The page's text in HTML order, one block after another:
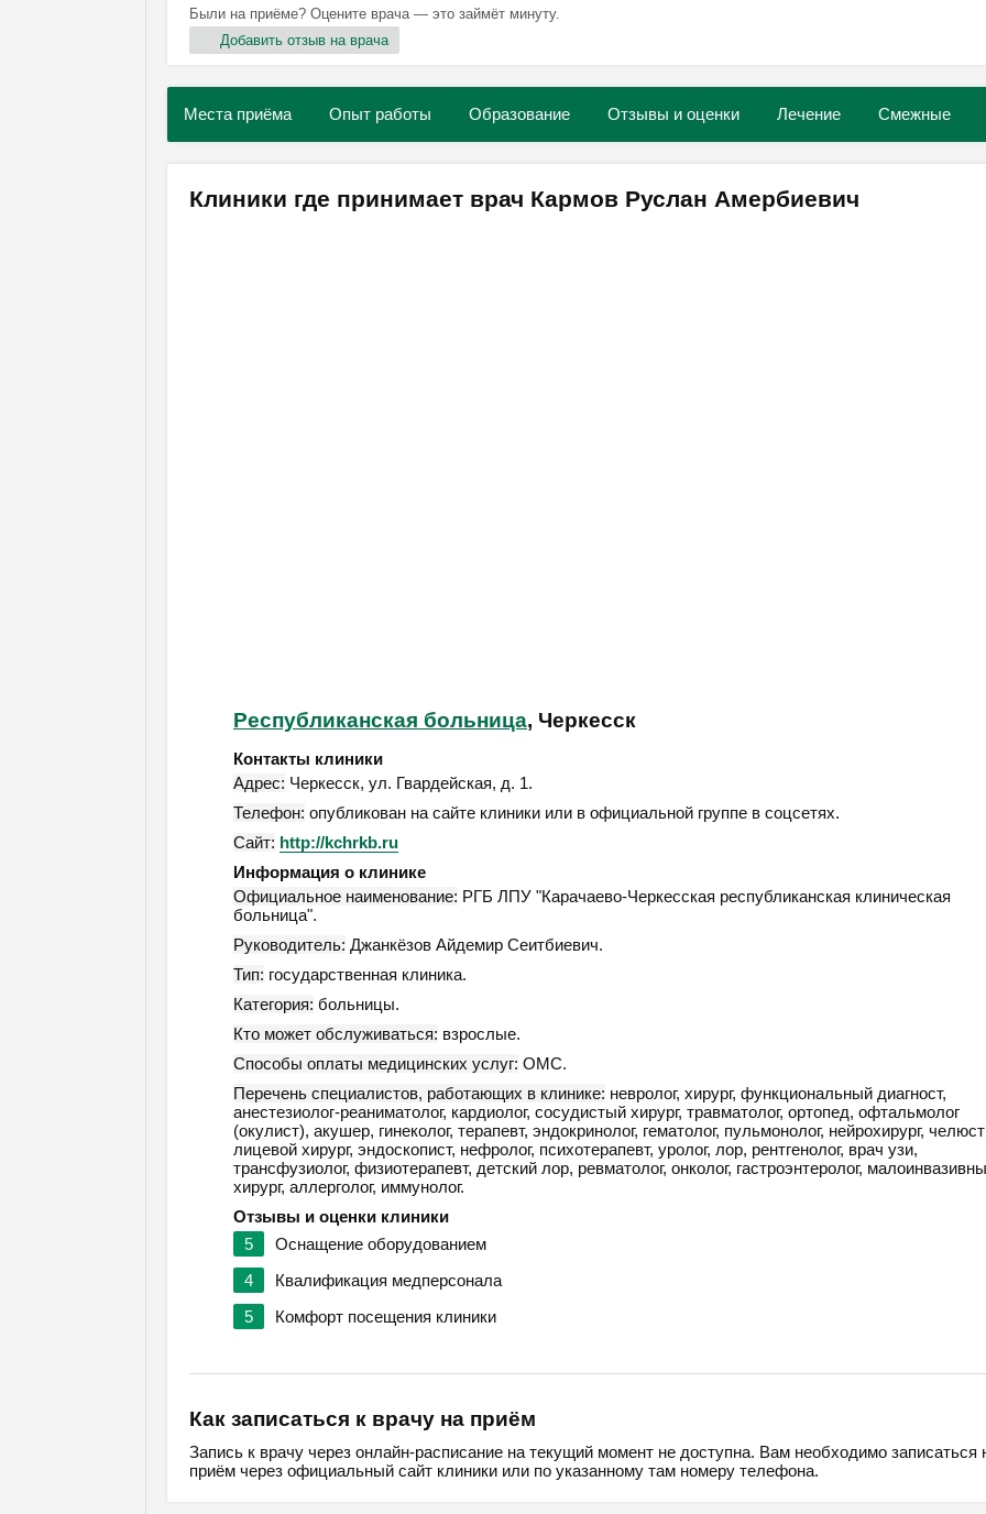
Были на приёме? Оцените врача — это займёт минуту.
Добавить отзыв на врача
Места приёма Опыт работы Образование Отзывы и оценки Лечение Смежные
Клиники где принимает врач Кармов Руслан Амербиевич
Республиканская больница, Черкесск
Контакты клиники
Адрес: Черкесск, ул. Гвардейская, д. 1.
Телефон: опубликован на сайте клиники или в официальной группе в соцсетях.
Сайт: http://kchrkb.ru
Информация о клинике
Официальное наименование: РГБ ЛПУ "Карачаево-Черкесская республиканская клиническая
больница".
Руководитель: Джанкёзов Айдемир Сеитбиевич.
Тип: государственная клиника.
Категория: больницы.
Кто может обслуживаться: взрослые.
Способы оплаты медицинских услуг: ОМС.
Перечень специалистов, работающих в клинике: невролог, хирург, функциональный диагност,
анестезиолог-реаниматолог, кардиолог, сосудистый хирург, травматолог, ортопед, офтальмолог
(окулист), акушер, гинеколог, терапевт, эндокринолог, гематолог, пульмонолог, нейрохирург,
лицевой хирург, эндоскопист, нефролог, психотерапевт, уролог, лор, рентгенолог, врач узи,
трансфузиолог, физиотерапевт, детский лор, ревматолог, онколог, гастроэнтеролог,
хирург, аллерголог, иммунолог.
Отзывы и оценки клиники
5
Оснащение оборудованием
4
Квалификация медперсонала
5
Комфорт посещения клиники
Как записаться к врачу на приём
Запись к врачу через онлайн-расписание на текущий момент не доступна. Вам необходимо записаться
приём через официальный сайт клиники или по указанному там номеру телефона.